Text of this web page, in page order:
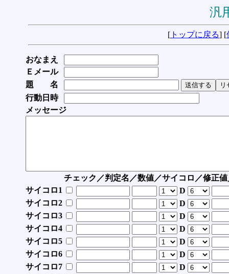
汎
[ トップに戻る] [
おなまえ
Ｅメール
題 名
行動日時
メッセージ
チェック／判定名／数値／サイコロ／修正
サイコロ1
D
サイコロ2
D
サイコロ3
D
サイコロ4
D
サイコロ5
D
サイコロ6
D
サイコロ7
D